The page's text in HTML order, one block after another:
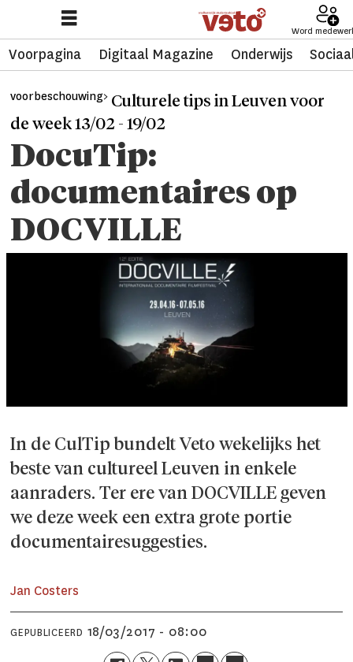
Word
Voorpagina Digitaal Magazine Onderwijs
voorbeschouwing> Culturele tips in Leuven voor
de week 13/02 - 19/02
DocuTip:
documentaires op
DOCVILLE
In de CulTip bundelt Veto wekelijks het
beste van cultureel Leuven in enkele
aanraders. Ter ere van DOCVILLE geven
we deze week een extra grote portie
documentairesuggesties.
Jan Costers
GEPUBLICEERD 18/03/2017 - 08:00